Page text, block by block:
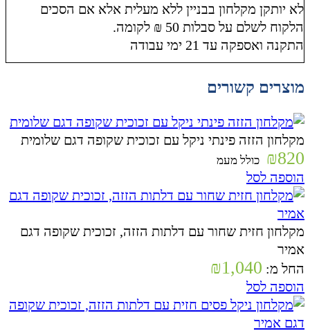
לא יותקן מקלחון בבניין ללא מעלית אלא אם הסכים
הלקוח לשלם על סבלות 50 ₪ לקומה.
התקנה ואספקה עד 21 ימי עבודה
מוצרים קשורים
מקלחון הזזה פינתי ניקל עם זכוכית שקופה דגם שלומית
₪820 כולל מעמ
הוספה לסל
מקלחון חזית שחור עם דלתות הזזה, זכוכית שקופה דגם
אמיר
החל מ:
₪1,040
הוספה לסל